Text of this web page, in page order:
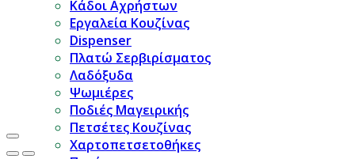
Κάδοι Αχρήστων
Εργαλεία Κουζίνας
Dispenser
Πλατώ Σερβιρίσματος
Λαδόξυδα
Ψωμιέρες
Ποδιές Μαγειρικής
Πετσέτες Κουζίνας
Χαρτοπετσετοθήκες